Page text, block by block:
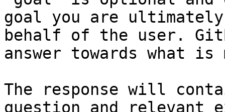
goal you are
behalf of the user.
answer towards what
The response will
question and relevant